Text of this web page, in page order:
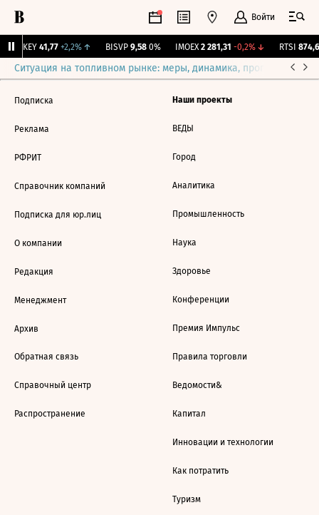
Войти
OKEY 41,77 +2,2%↑ BISVP 9,58 0% IMOEX 2 281,31 -0,2%↓ RTSI
Ситуация на топливном рынке: меры, динамика, прогнозы
Подписка
Реклама
РФРИТ
Справочник компаний
Подписка для юр.лиц
О компании
Редакция
Менеджмент
Архив
Обратная связь
Справочный центр
Распространение
Наши проекты
ВЕДЫ
Город
Аналитика
Промышленность
Наука
Здоровье
Конференции
Премия Импульс
Правила торговли
Ведомости&
Капитал
Инновации и технологии
Как потратить
Туризм